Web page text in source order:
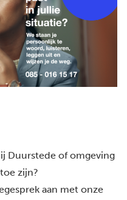
Duurstede of omgeving
zijn?
aan met onze